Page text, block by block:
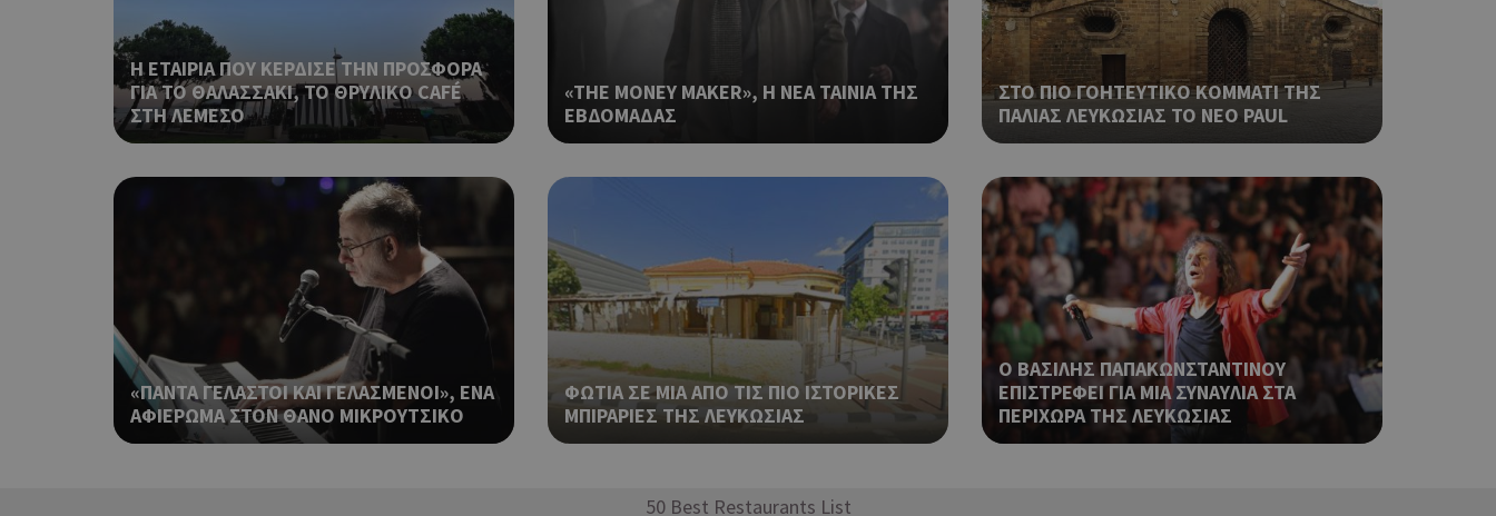
Η ΕΤΑΙΡΙΑ ΠΟΥ ΚΕΡΔΙΣΕ ΤΗΝ ΠΡΟΣΦΟΡΑ
ΓΙΑ ΤΟ ΘΑΛΑΣΣΑΚΙ, ΤΟ ΘΡΥΛΙΚΟ CAFÉ
ΣΤΗ ΛΕΜΕΣΟ
«THE MONEY MAKER», Η ΝΕΑ ΤΑΙΝΙΑ ΤΗΣ
ΕΒΔΟΜΑΔΑΣ
ΣΤΟ ΠΙΟ ΓΟΗΤΕΥΤΙΚΟ ΚΟΜΜΑΤΙ ΤΗΣ
ΠΑΛΙΑΣ ΛΕΥΚΩΣΙΑΣ ΤΟ ΝΕΟ PAUL
«ΠΑΝΤΑ ΓΕΛΑΣΤΟΙ ΚΑΙ ΓΕΛΑΣΜΕΝΟΙ», ΕΝΑ
ΑΦΙΕΡΩΜΑ ΣΤΟΝ ΘΑΝΟ ΜΙΚΡΟΥΤΣΙΚΟ
ΦΩΤΙΑ ΣΕ ΜΙΑ ΑΠΟ ΤΙΣ ΠΙΟ ΙΣΤΟΡΙΚΕΣ
ΜΠΙΡΑΡΙΕΣ ΤΗΣ ΛΕΥΚΩΣΙΑΣ
Ο ΒΑΣΙΛΗΣ ΠΑΠΑΚΩΝΣΤΑΝΤΙΝΟΥ
ΕΠΙΣΤΡΕΦΕΙ ΓΙΑ ΜΙΑ ΣΥΝΑΥΛΙΑ ΣΤΑ
ΠΕΡΙΧΩΡΑ ΤΗΣ ΛΕΥΚΩΣΙΑΣ
50 Best Restaurants List
29 λεπτά 53
Αυτό το cookie χρησιμοποιείται για τη διάκριση
μεταξύ ανθρώπων και ρομπότ. Αυτό είναι
επωφελές για τον ιστότοπο, προκειμένου να
κάνει έγκυρες αναφορές σχετικά με τη χρήση του
ιστότοπού τους.
ShowSubLoginCookie .athenarecipes.com
Χρησιμοποιείται για σκοπούς Capping δηλαδή να
εμφανίζει μόνο μια φορά την ημέρα στον χρήστη
take over banner και τα push up και push down
ShowWizLogin
.cyprus.wiz-
guide.com
Χρησιμοποιείται για σκοπούς Capping δηλαδή να
εμφανίζει μόνο μια φορά την ημέρα στον χρήστη
διάφορες διαφημιστικές ενέργειες όπως είναι το
take over banner και τα push up και push down
banners.
ShowWizLogin
cyprusen.wiz-
Χρησιμοποιείται για σκοπούς Capping δηλαδή να
εμφανίζει μόνο μια φορά την ημέρα στον χρήστη
διάφορες διαφημιστικές ενέργειες όπως είναι το
take over banner και τα push up και push down
banners.
εμφανίζει μόνο μια φορά την ημέρα στον χρήστη